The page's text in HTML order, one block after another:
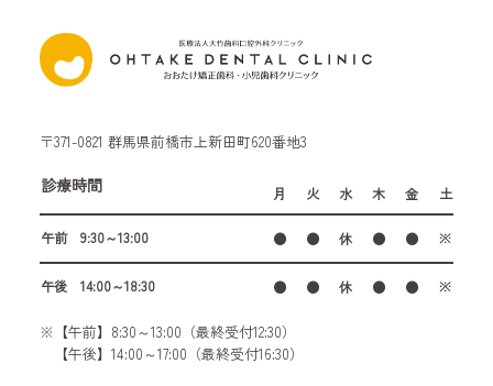
〒371-0821 群馬県前橋市上新田町620番地3
診療時間 月 火 水 木 金 土
午前 9:30～13:00 ● ● 休 ● ● ※
午後 14:00～18:30 ● ● 休 ● ● ※
※【午前】8:30～13:00（最終受付12:30）
【午後】14:00～17:00（最終受付16:30）